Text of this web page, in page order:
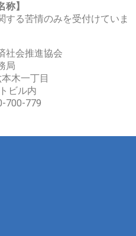
】
る苦情のみを受付けていま
社会推進協会
局
木一丁目
ビル内
700-779